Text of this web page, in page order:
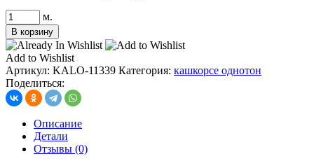
Количество
товара
кашкорсе
с
лайкрой,
цв.
персик
2
м.
В корзину
Add to Wishlist
Артикул: KALO-11339 Категория: кашкорсе однотон
Поделиться:
Описание
Детали
Отзывы (0)